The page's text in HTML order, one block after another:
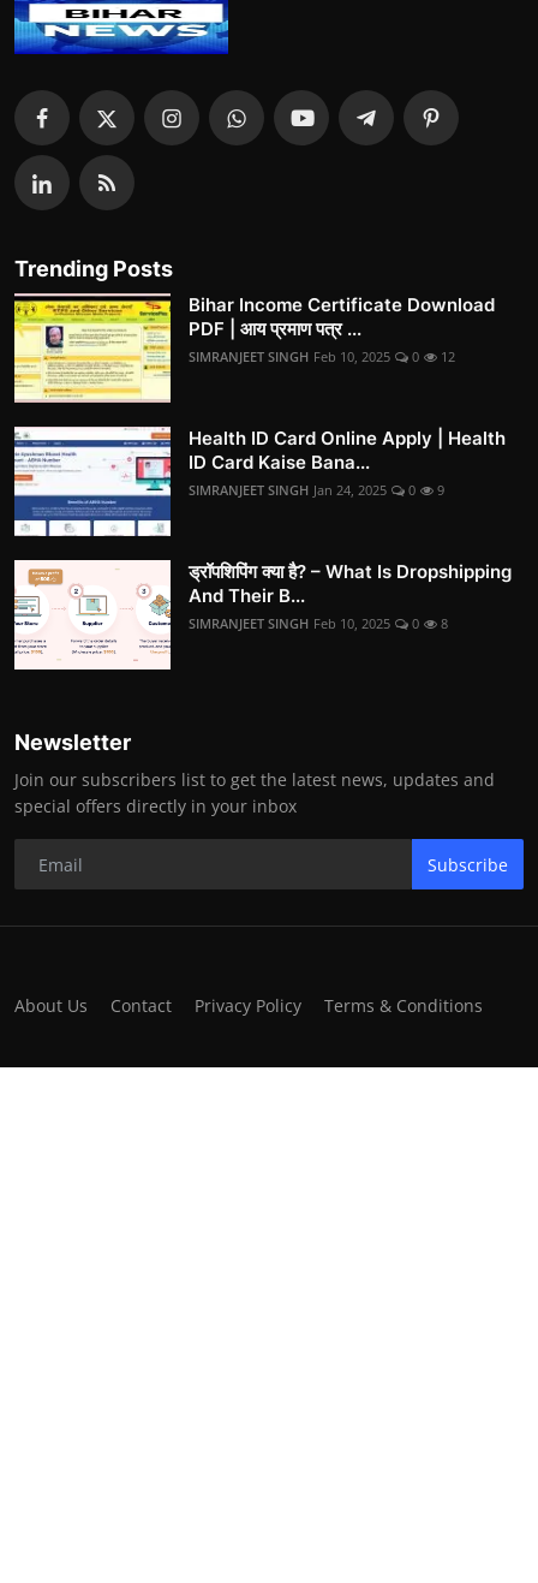
Trending Posts
Bihar Income Certificate Download
PDF | आय प्रमाण पत्र ...
SIMRANJEET SINGH Feb 10, 2025 0 12
Health ID Card Online Apply | Health
ID Card Kaise Bana...
SIMRANJEET SINGH Jan 24, 2025 0 9
ड्रॉपशिपिंग क्या है? – What Is Dropshipping
And Their B...
SIMRANJEET SINGH Feb 10, 2025 0 8
Newsletter
Join our subscribers list to get the latest news, updates and
special offers directly in your inbox
Subscribe
About Us Contact Privacy Policy Terms & Conditions